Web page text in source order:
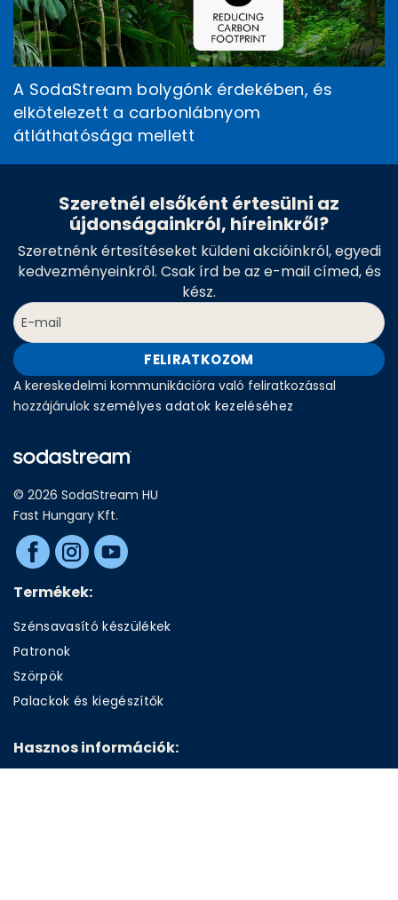
A SodaStream bolygónk érdekében, és
elkötelezett a carbonlábnyom
átláthatósága mellett
Szeretnél elsőként értesülni az
újdonságainkról, híreinkről?
Szeretnénk értesítéseket küldeni akcióinkról, egyedi
kedvezményeinkről. Csak írd be az e-mail címed, és
kész.
FELIRATKOZOM
A kereskedelmi kommunikációra való feliratkozással
hozzájárulok személyes adatok kezeléséhez
© 2026 SodaStream HU
Fast Hungary Kft.
Termékek:
Szénsavasító készülékek
Patronok
Szörpök
Palackok és kiegészítők
Hasznos információk: